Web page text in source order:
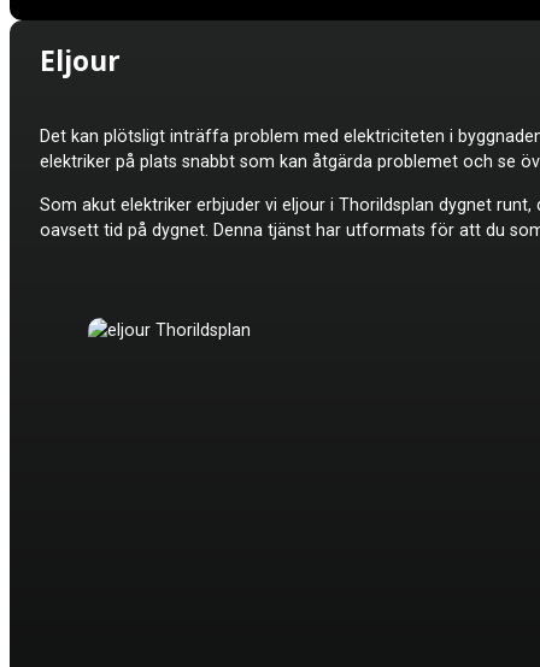
Eljour
Det kan plötsligt inträffa problem med elektriciteten i
elektriker på plats snabbt som kan åtgärda problemet och se
Som akut elektriker erbjuder vi eljouri Thorildsplan dygnet runt,
oavsett tid på dygnet. Denna tjänst har utformats för att du